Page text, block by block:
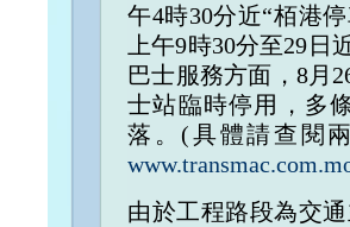
午4時30分近“栢港
上午9時30分至29
巴士服務方面，8月
士站臨時停用，多
落。(具體請查閱
由於工程路段為交